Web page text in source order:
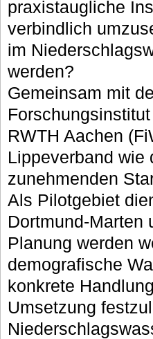
praxistaugliche
verbindlich
im
werden?
Gemeinsam mit
RWTH Aachen
Lippeverband wie
zunehmenden
Als Pilotgebiet
Dortmund-Marten
Planung werden
demografische
konkrete
Umsetzung